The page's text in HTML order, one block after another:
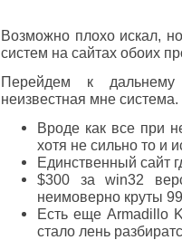
Возможно плохо искал,
систем на сайтах обоих
Перейдем к
неизвестная мне система.
Вроде как все при
хотя не сильно то и
Единственный сайт
$300 за win32
неимоверно круты
Есть еще Armadillo
стало лень